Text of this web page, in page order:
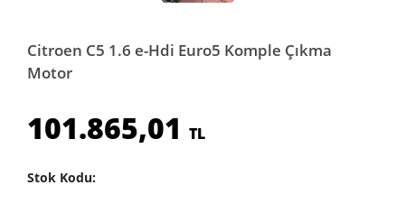
Citroen C5 1.6 e-Hdi Euro5 Komple Çıkma
Motor
101.865,01 TL
Stok Kodu: